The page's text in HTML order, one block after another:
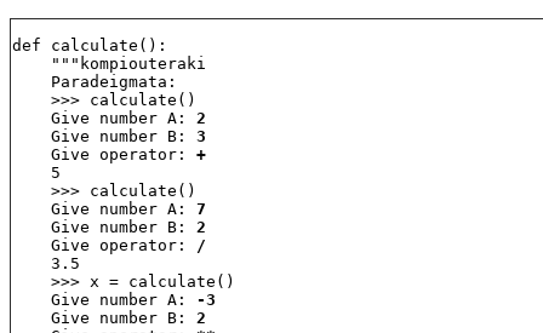
def calculate():
    """kompiouteraki
    Paradeigmata:
    >>> calculate()
    Give number A:
2
    Give number B:
3
    Give operator:
+
    5
    >>> calculate()
    Give number A:
7
    Give number B:
2
    Give operator:
/
    3.5
    >>> x = calculate()
    Give number A:
-3
    Give number B:
2